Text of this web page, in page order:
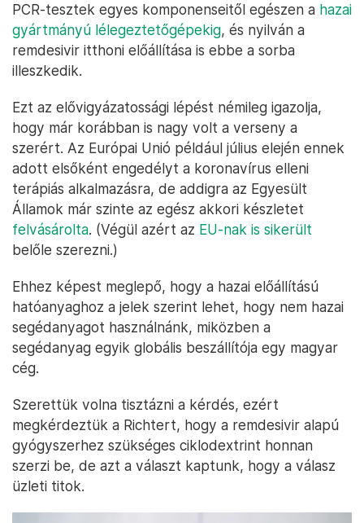
PCR-tesztek egyes komponenseitől egészen a hazai
gyártmányú lélegeztetőgépekig, és nyilván a
remdesivir itthoni előállítása is ebbe a sorba
illeszkedik.
Ezt az elővigyázatossági lépést némileg igazolja,
hogy már korábban is nagy volt a verseny a
szerért. Az Európai Unió például július elején ennek
adott elsőként engedélyt a koronavírus elleni
terápiás alkalmazásra, de addigra az Egyesült
Államok már szinte az egész akkori készletet
felvásárolta. (Végül azért az EU-nak is sikerült
belőle szerezni.)
Ehhez képest meglepő, hogy a hazai előállítású
hatóanyaghoz a jelek szerint lehet, hogy nem hazai
segédanyagot használnánk, miközben a
segédanyag egyik globális beszállítója egy magyar
cég.
Szerettük volna tisztázni a kérdés, ezért
megkérdeztük a Richtert, hogy a remdesivir alapú
gyógyszerhez szükséges ciklodextrint honnan
szerzi be, de azt a választ kaptunk, hogy a válasz
üzleti titok.